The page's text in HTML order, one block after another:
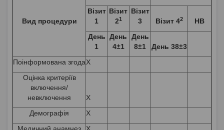
Вид процедури
Візит
1
Візит
21
Візит
3
Візит 42
НВ
День
1
День
4±1
День
8±1
День 38±3
Поінформована згодаX
Оцінка критеріїв
включення/
невключення
X
Демографія
X